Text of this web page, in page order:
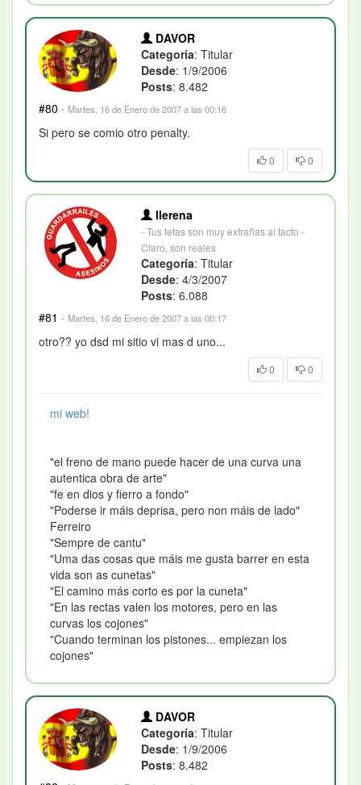
DAVOR
Categoría: Titular
Desde: 1/9/2006
Posts: 8.482
#80 · Martes, 16 de Enero de 2007 a las 00:16
Si pero se comio otro penalty.
0 0
llerena
- Tus tetas son muy extrañas al tacto -
Claro, son reales
Categoría: Titular
Desde: 4/3/2007
Posts: 6.088
#81 · Martes, 16 de Enero de 2007 a las 00:17
otro?? yo dsd mi sitio vi mas d uno...
0 0
mi web!
"el freno de mano puede hacer de una curva una
autentica obra de arte"
"fe en dios y fierro a fondo"
"Poderse ir máis deprisa, pero non máis de lado"
Ferreiro
"Sempre de cantu"
"Uma das cosas que máis me gusta barrer en esta
vida son as cunetas"
"El camino más corto es por la cuneta"
"En las rectas valen los motores, pero en las
curvas los cojones"
"Cuando terminan los pistones... empiezan los
cojones"
DAVOR
Categoría: Titular
Desde: 1/9/2006
Posts: 8.482